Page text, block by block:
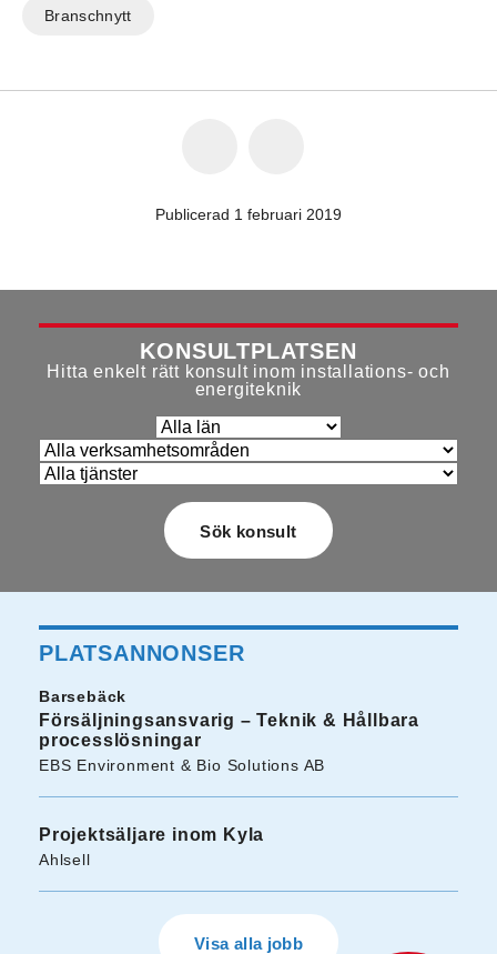
Branschnytt
Publicerad 1 februari 2019
KONSULTPLATSEN
Hitta enkelt rätt konsult inom installations- och
energiteknik
PLATSANNONSER
Barsebäck
Försäljningsansvarig – Teknik & Hållbara
processlösningar
EBS Environment & Bio Solutions AB
Projektsäljare inom Kyla
Ahlsell
Visa alla jobb